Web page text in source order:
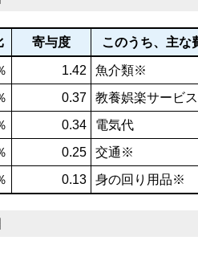
寄与度 このうち、主な
1.42 魚介類※
0.37 教養娯楽サービ
0.34 電気代
0.25 交通※
0.13 身の回り用品※